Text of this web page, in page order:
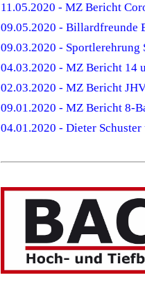
11.05.2020 - MZ Bericht
09.05.2020 - Billardfreunde
09.03.2020 - Sportlerehrung
04.03.2020 - MZ Bericht 14
02.03.2020 - MZ Bericht
09.01.2020 - MZ Bericht 8-
04.01.2020 - Dieter